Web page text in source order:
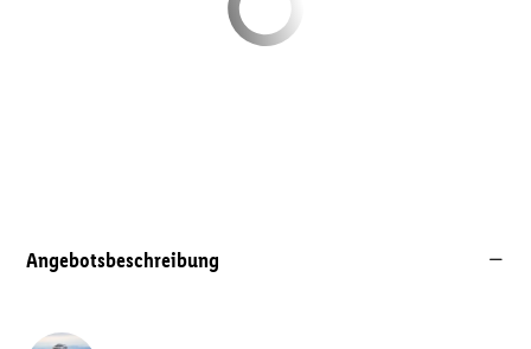
Angebotsbeschreibung